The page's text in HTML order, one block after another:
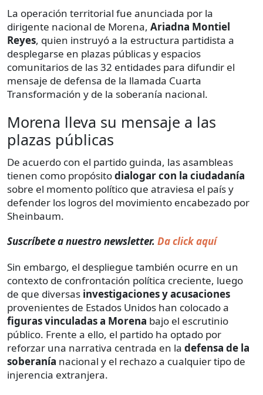
La operación territorial fue anunciada por la
dirigente nacional de Morena, Ariadna Montiel
Reyes, quien instruyó a la estructura partidista a
desplegarse en plazas públicas y espacios
comunitarios de las 32 entidades para difundir el
mensaje de defensa de la llamada Cuarta
Transformación y de la soberanía nacional.
Morena lleva su mensaje a las
plazas públicas
De acuerdo con el partido guinda, las asambleas
tienen como propósitodialogar con la ciudadanía
sobre el momento político que atraviesa el país y
defender los logros del movimiento encabezado por
Sheinbaum.
Suscríbete a nuestro newsletter. Da click aquí
Sin embargo, el despliegue también ocurre en un
contexto de confrontación política creciente, luego
de que diversas investigaciones y acusaciones
provenientes de Estados Unidos han colocado a
figuras vinculadas a Morena bajo el escrutinio
público. Frente a ello, el partido ha optado por
reforzar una narrativa centrada en la defensa de la
soberanía nacional y el rechazo a cualquier tipo de
injerencia extranjera.